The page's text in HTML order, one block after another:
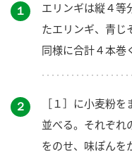
１
エリンギは縦４等
たエリンギ、青じ
同様に合計４本巻
２
［１］に小麦粉
並べる。それぞれ
をのせ、味ぽんを